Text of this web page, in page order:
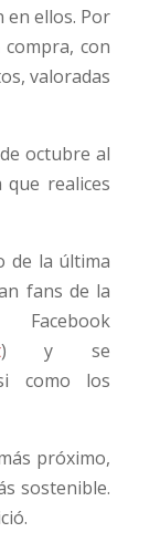
en ellos. Por
con
valoradas
octubre al
realices
de la última
fans de la
) y se
como los
próximo,
sostenible.